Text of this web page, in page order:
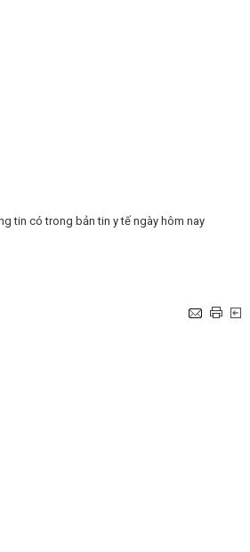
tin có trong bản tin y tế ngày hôm nay